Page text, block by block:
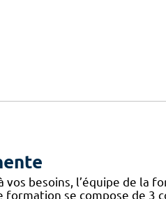
vos besoins, l’équipe de la
formation se compose de 3